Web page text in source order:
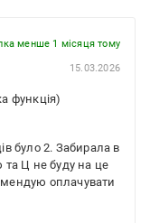
менше 1 місяця томy
15.03.2026
функція)
було 2. Забирала в
та Ц не буду на це
оплачувати